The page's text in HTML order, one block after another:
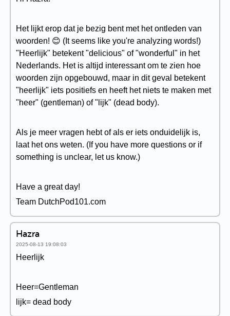
Het lijkt erop dat je bezig bent met het ontleden van
woorden! 😊 (It seems like you're analyzing words!)
"Heerlijk" betekent "delicious" of "wonderful" in het
Nederlands. Het is altijd interessant om te zien hoe
woorden zijn opgebouwd, maar in dit geval betekent
"heerlijk" iets positiefs en heeft het niets te maken met
"heer" (gentleman) of "lijk" (dead body).
Als je meer vragen hebt of als er iets onduidelijk is,
laat het ons weten. (If you have more questions or if
something is unclear, let us know.)
Have a great day!
Team DutchPod101.com
Hazra
2025-08-13 19:08:03
Heerlijk
Heer=Gentleman
lijk= dead body